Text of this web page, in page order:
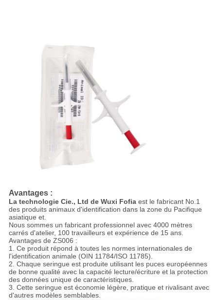
Avantages :
La technologie Cie., Ltd de Wuxi Fofiaest le fabricant No.1
des produits animaux d'identification dans la zone du Pacifique
asiatique et.
Nous sommes un fabricant professionnel avec 4000 mètres
carrés d'atelier, 100 travailleurs et expérience de 15 ans.
Avantages de ZS006 :
1. Ce produit répond à toutes les normes internationales de
l'identification animale (OIN 11784/ISO 11785).
2. Chaque seringue est produite utilisant les puces européennes
de bonne qualité avec la capacité lecture/écriture et la protection
des données unique de caractéristiques.
3. Cette seringue est économie légère, pratique et rivalisant avec
d'autres modèles semblables.